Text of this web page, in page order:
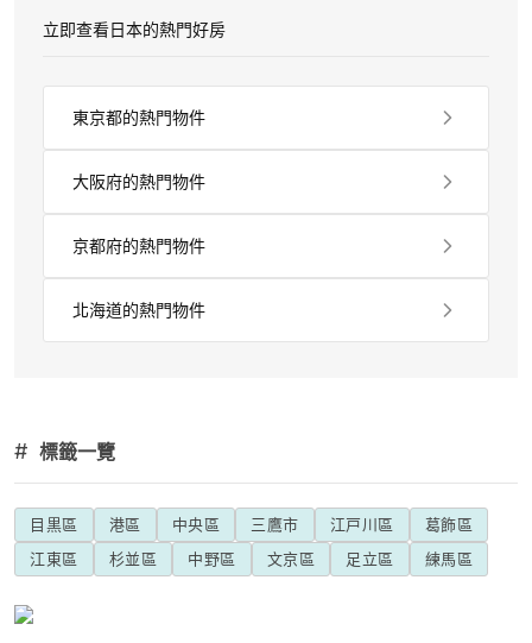
立即查看日本的熱門好房
東京都的熱門物件
大阪府的熱門物件
京都府的熱門物件
北海道的熱門物件
# 標籤一覽
目黒區 港區 中央區 三鷹市 江戸川區
葛飾區
江東區
杉並區 中野區 文京區 足立區 練馬區